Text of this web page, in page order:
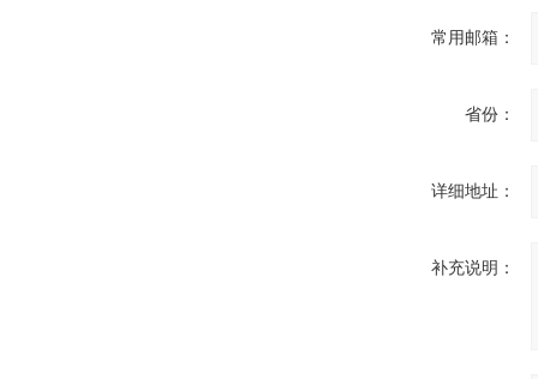
常用邮箱：
省份：
详细地址：
补充说明：